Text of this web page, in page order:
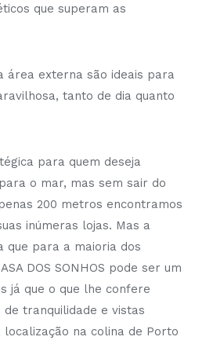
que superam as
área externa são ideais para
tanto de dia quanto
para quem deseja
o mar, mas sem sair do
200 metros encontramos
inúmeras lojas. Mas a
que para a maioria dos
DOS SONHOS pode ser um
já que o que lhe confere
tranquilidade e vistas
localização na colina de Porto